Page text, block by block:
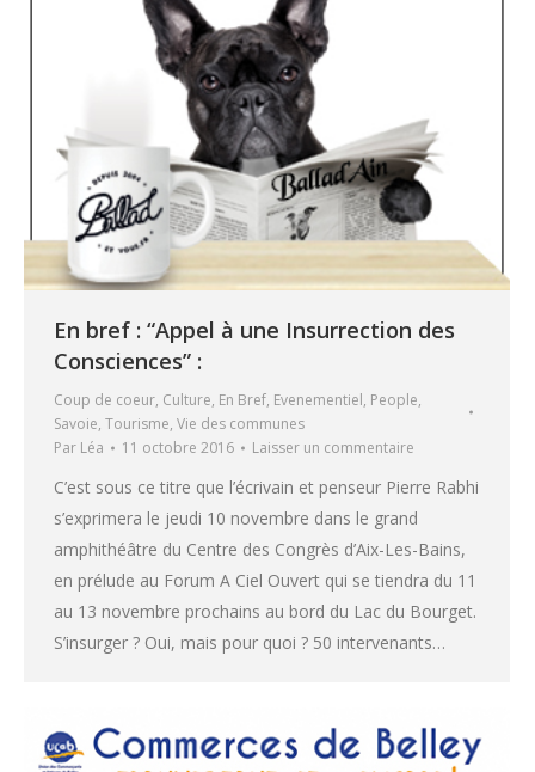
En bref : “Appel à une Insurrection des
Consciences” :
Coup de coeur, Culture, En Bref, Evenementiel, People,
Savoie, Tourisme, Vie des communes
Par Léa 11 octobre 2016 Laisser un commentaire
C’est sous ce titre que l’écrivain et penseur Pierre Rabhi
s’exprimera le jeudi 10 novembre dans le grand
amphithéâtre du Centre des Congrès d’Aix-Les-Bains,
en prélude au Forum A Ciel Ouvert qui se tiendra du 11
au 13 novembre prochains au bord du Lac du Bourget.
S’insurger ? Oui, mais pour quoi ? 50 intervenants…